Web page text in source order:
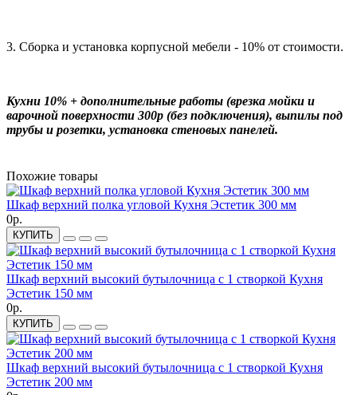
3. Сборка и установка корпусной мебели - 10% от стоимости.
Кухни 10% + дополнительные работы (врезка мойки и
варочной поверхности 300р (без подключения), выпилы под
трубы и розетки, установка стеновых панелей.
Похожие товары
Шкаф верхний полка угловой Кухня Эстетик 300 мм
0р.
КУПИТЬ
Шкаф верхний высокий бутылочница с 1 створкой Кухня
Эстетик 150 мм
0р.
КУПИТЬ
Шкаф верхний высокий бутылочница с 1 створкой Кухня
Эстетик 200 мм